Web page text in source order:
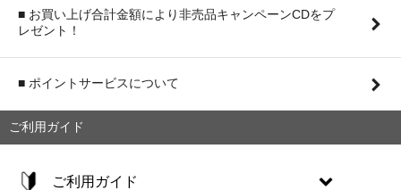
■ お買い上げ合計金額により非売品キャンペーンCDをプ
レゼント！
■ ポイントサービスについて
ご利用ガイド
ご利用ガイド